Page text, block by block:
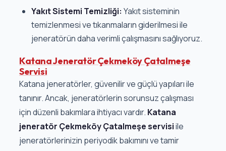
Yakıt Sistemi Temizliği: Yakıt sisteminin
temizlenmesi ve tıkanmaların giderilmesi ile
jeneratörün daha verimli çalışmasını sağlıyoruz.
Katana Jeneratör Çekmeköy Çatalmeşe
Servisi
Katana jeneratörler, güvenilir ve güçlü yapıları ile
tanınır. Ancak, jeneratörlerin sorunsuz çalışması
için düzenli bakımlara ihtiyacı vardır. Katana
jeneratör Çekmeköy Çatalmeşe servisiile
jeneratörlerinizin periyodik bakımını ve tamir